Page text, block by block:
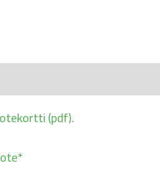
(pdf).